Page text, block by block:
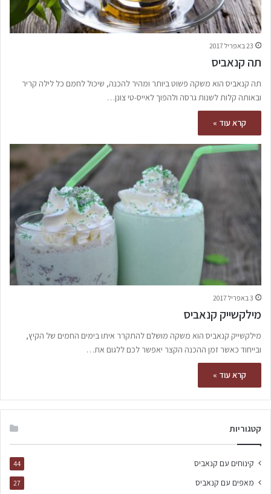
23 באפריל 2017
תה קנאביס
תה קנאביס הוא משקה פשוט ביותר ומהיר להכנה, שיכול לחמם כל לילה קריר
ובאותה קלות לשנות גרסה ולהפוך לאייס-טי צונן…
קרא עוד »
3 באפריל 2017
מילקשייק קנאביס
מילקשייק קנאביס הוא משקה מושלם להתקרר איתו בימים החמים של הקיץ,
ובייחוד כאשר זמן ההכנה הקצר יאפשר לכם ללגום את…
קרא עוד »
קטגוריות
קינוחים עם קנאביס 44
מאפים עם קנאביס 27